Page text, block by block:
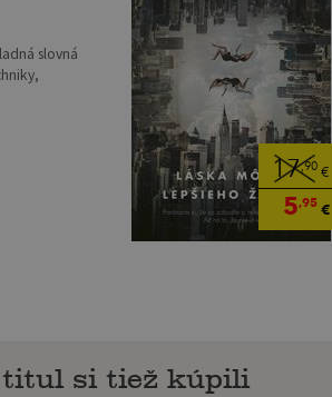
slovná
17,90 €
5,95 €
si tiež kúpili